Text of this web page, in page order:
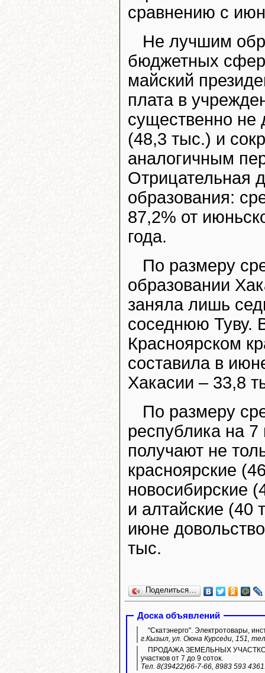
сравнению с
Не лучшим
бюджетных
майский
плата в
существенно не
(48,3 тыс.) и
аналогичным
Отрицательная
образования:
87,2% от
года.
По размеру
образовании
заняла лишь
соседнюю Туву.
Красноярском
составила в
Хакасии – 33,8
По размеру
республика на
получают не
красноярские
новосибирские
и алтайские (40
июне
тыс.
Поделиться…
Доска объявлений
"Скатэнерго". Электротовары,
г.Кызыл, ул. Оюна Курседи, 151,
ПРОДАЖА ЗЕМЕЛЬНЫХ УЧАСТКОВ
участков от 7 до 9 соток.
Тел. 8(39422)66-7-66, 8983 593